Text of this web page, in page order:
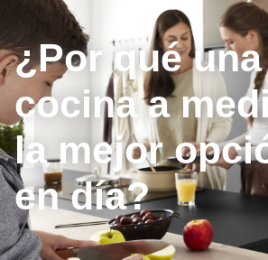
¿Por qué una
cocina a
la mejor
en día?